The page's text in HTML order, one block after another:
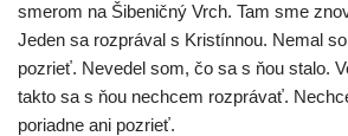
sme­rom na Šibeničný Vrch. Tam sme
Jeden sa roz­prá­val s Kristínnou. Nemal
pozrieť. Nevedel som, čo sa s ňou sta­lo.
tak­to sa s ňou nech­cem roz­prá­vať.
poriad­ne ani pozrieť.